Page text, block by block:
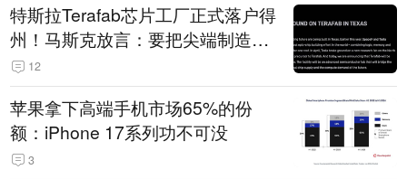
特斯拉Terafab芯片工厂正式落户得
州！马斯克放言：要把尖端制造带
回美国
12
苹果拿下高端手机市场65%的份
额：iPhone 17系列功不可没
3